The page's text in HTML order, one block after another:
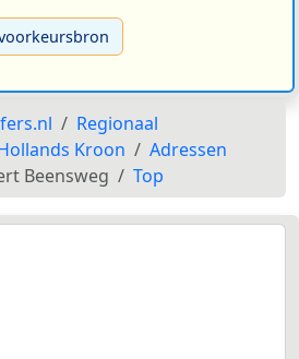
Regionaal
Kroon
Adressen
Beensweg
Top